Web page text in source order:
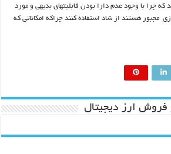
که چرا با وجود عدم دارا بودن قابلیتهای بدیهی و مورد
مجبور هستند از شاد استفاده کنند چراکه امکاناتی که
فروش ارز دیجیتال